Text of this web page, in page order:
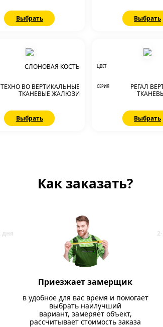
Выбрать Выбрать
СЛОНОВАЯ КОСТЬ
ТЕХНО ВО ВЕРТИКАЛЬНЫЕ
ТКАНЕВЫЕ ЖАЛЮЗИ
Выбрать
ЦВЕТ
СЕРИЯ
РЕГАЛ
Выбрать
Как заказать?
Приезжает замерщик
в удобное для вас время и помогает
выбрать наилучший
вариант, замеряет объект,
рассчитывает стоимость заказа